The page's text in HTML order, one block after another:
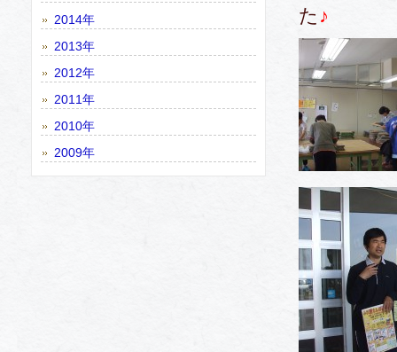
た ♪
2014年
2013年
2012年
2011年
2010年
2009年